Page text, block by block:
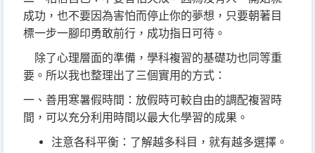
成功，也不要因為害怕而停止你的夢想，只要朝著目
標一步一腳印勇敢前行，成功指日可待 。
除了心理層面的準備，學科複習的基礎功也同等重
要。所以我也整理出了三個實用的方式：
一 、 善用寒暑假時間：放假時可較自由的調配複習時
間，可以充分利用時間以最大化學習的成果。
注意各科平衡：了解越多科目，就有越多選擇。